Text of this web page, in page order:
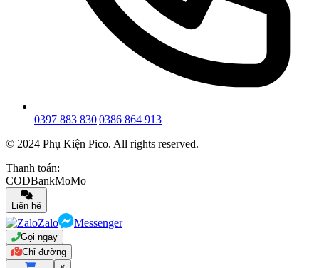
0397 883 830|0386 864 913
© 2024 Phụ Kiện Pico. All rights reserved.
Thanh toán:
CODBankMoMo
Liên hệ
Zalo Messenger
Gọi ngay
Chỉ đường